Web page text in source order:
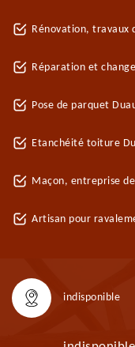
Rénovation, travaux
Réparation et
Pose de parquet
Etanchéité toiture
Maçon, entreprise
Artisan pour
indisponible